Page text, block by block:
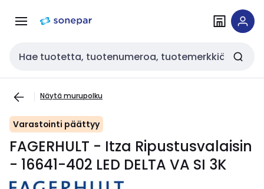
navigointiinsisältöön
Haku
Näytä murupolku
Varastointi päättyy
FAGERHULT - Itza Ripustusvalaisin
- 16641-402 LED DELTA VA SI 3K